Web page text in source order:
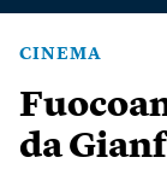
CINEMA
da